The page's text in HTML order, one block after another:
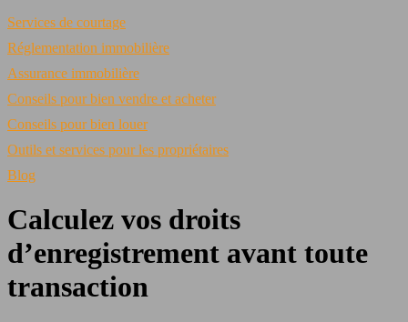
Services de courtage
Réglementation immobilière
Assurance immobilière
Conseils pour bien vendre et acheter
Conseils pour bien louer
Outils et services pour les propriétaires
Blog
Calculez vos droits
d’enregistrement avant toute
transaction